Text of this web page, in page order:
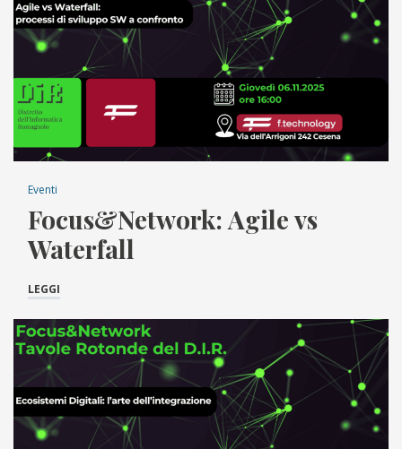
Eventi
Focus&Network: Agile vs
Waterfall
LEGGI